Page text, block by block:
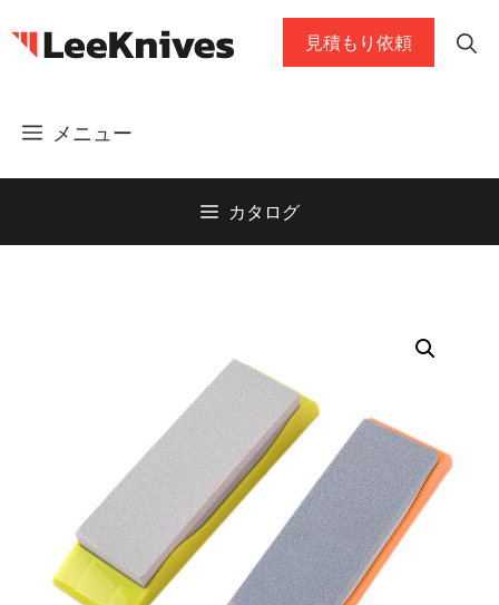
ン
ッ
メニュー
見積もり依頼
カタログ